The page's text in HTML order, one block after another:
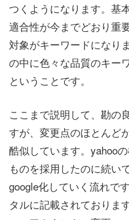
つくようになります。基
適合性が今までどおり重
対象がキーワードになり
の中に色々な品質のキー
ということです。
ここまで説明して、勘の
すが、変更点のほとんど
酷似しています。yahoo
ものを採用したのに続い
google化していく流れで
タルに記載されておりま